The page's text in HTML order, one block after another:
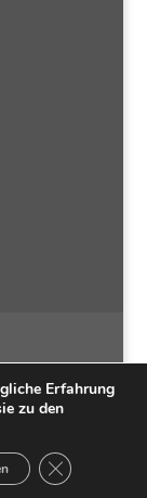
Erfahrung
zu den
GDPR